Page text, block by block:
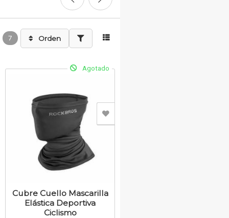
7 Orden
Agotado
Cubre Cuello Mascarilla
Elástica Deportiva
Ciclismo